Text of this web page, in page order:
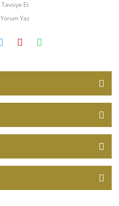
Tavsiye Et
Yorum Yaz